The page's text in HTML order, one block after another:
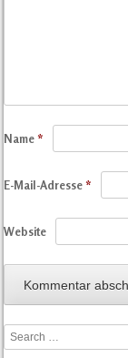
Name*
E-Mail-Adresse*
Website
Search